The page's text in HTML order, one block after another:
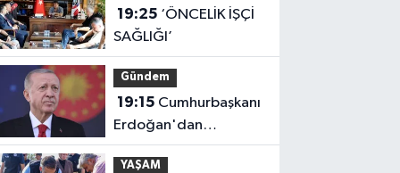
19:25
SAĞLIĞI’
Gündem
19:15
Erdoğan'dan
'Terörsüz Türkiye'
mesajı
YAŞAM